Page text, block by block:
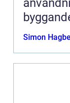
Simon